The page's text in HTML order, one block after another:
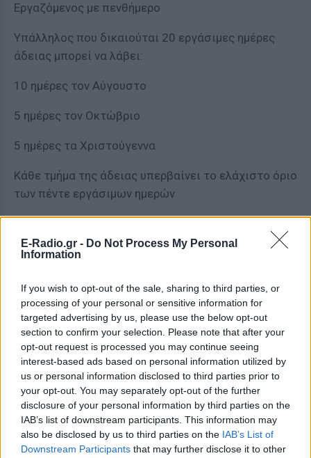
E-Radio.gr - Do Not Process My Personal
Information
If you wish to opt-out of the sale, sharing to third parties, or
processing of your personal or sensitive information for
targeted advertising by us, please use the below opt-out
section to confirm your selection. Please note that after your
opt-out request is processed you may continue seeing
interest-based ads based on personal information utilized by
us or personal information disclosed to third parties prior to
your opt-out. You may separately opt-out of the further
disclosure of your personal information by third parties on the
IAB’s list of downstream participants. This information may
also be disclosed by us to third parties on the IAB’s List of
Downstream Participants that may further disclose it to other
Εργαζόμενος με πενθήμερο
Υπάλληλος που δικαιούται 20 εργάσιμες ημέρες
άδειας μπορεί να λάβει:
10 ημέρες τον Αύγουστο
5 ημέρες τον Οκτώβριο
5 ημέρες τα Χριστούγεννα
Κάθε τμήμα της άδειας υπερβαίνει το ελάχιστο όριο
των πέντε εργάσιμων ημερών
Εργαζόμενος με εξαήμερο
Μισθωτός σε επιχείρηση λιανικού εμπορίου μπορεί
να χωρίσει την άδειά του σε τρεις διαφορετικές
περιόδους μέσα στο έτος, αρκεί κάθε τμήμα να
περιλαμβάνει τουλάχιστον έξι συνεχόμενες
εργάσιμες ημέρες.
Παράδειγμα 3
Τι δεν επιτρέπεται
Δεν επιτρέπεται εργαζόμενος να ζητήσει να